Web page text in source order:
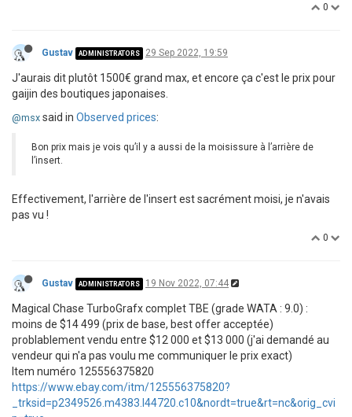
0
Gustav ADMINISTRATORS 29 Sep 2022, 19:59
J'aurais dit plutôt 1500€ grand max, et encore ça c'est le prix pour
gaijin des boutiques japonaises.
@msx said in Observed prices:
Bon prix mais je vois qu’il y a aussi de la moisissure à l’arrière de
l’insert.
Effectivement, l'arrière de l'insert est sacrément moisi, je n'avais
pas vu !
0
Gustav ADMINISTRATORS 19 Nov 2022, 07:44
Magical Chase TurboGrafx complet TBE (grade WATA : 9.0) :
moins de $14 499 (prix de base, best offer acceptée)
problablement vendu entre $12 000 et $13 000 (j'ai demandé au
vendeur qui n'a pas voulu me communiquer le prix exact)
Item numéro 125556375820
https://www.ebay.com/itm/125556375820?
_trksid=p2349526.m4383.l44720.c10&nordt=true&rt=nc&orig_cvi